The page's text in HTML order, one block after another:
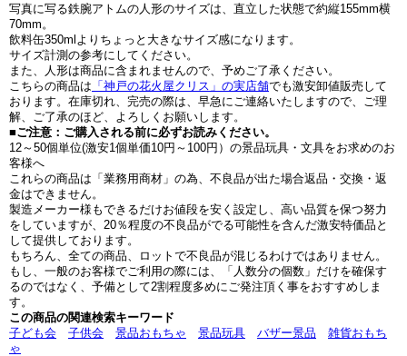
写真に写る鉄腕アトムの人形のサイズは、直立した状態で約縦155mm横
70mm。
飲料缶350mlよりちょっと大きなサイズ感になります。
サイズ計測の参考にしてください。
また、人形は商品に含まれませんので、予めご了承ください。
こちらの商品は 「神戸の花火屋クリス」の実店舗でも激安卸値販売して
おります。在庫切れ、完売の際は、早急にご連絡いたしますので、ご理
解、ご了承のほど、よろしくお願いします。
■ご注意：ご購入される前に必ずお読みください。
12～50個単位(激安1個単価10円～100円）の景品玩具・文具をお求めのお
客様へ
これらの商品は「業務用商材」の為、不良品が出た場合返品・交換・返
金はできません。
製造メーカー様もできるだけお値段を安く設定し、高い品質を保つ努力
をしていますが、20％程度の不良品がでる可能性を含んだ激安特価品と
して提供しております。
もちろん、全ての商品、ロットで不良品が混じるわけではありません。
もし、一般のお客様でご利用の際には、「人数分の個数」だけを確保す
るのではなく、予備として2割程度多めにご発注頂く事をおすすめしま
す。
この商品の関連検索キーワード
子ども会
子供会 景品おもちゃ 景品玩具 バザー景品
雑貨おもち
ゃ